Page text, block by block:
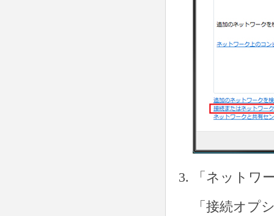
「ネットワ
「接続オプ